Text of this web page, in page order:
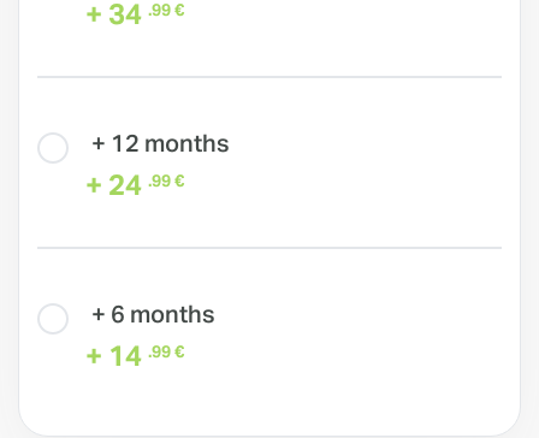
+ 34 .99 €
+ 12 months
+ 24 .99 €
+ 6 months
+ 14 .99 €